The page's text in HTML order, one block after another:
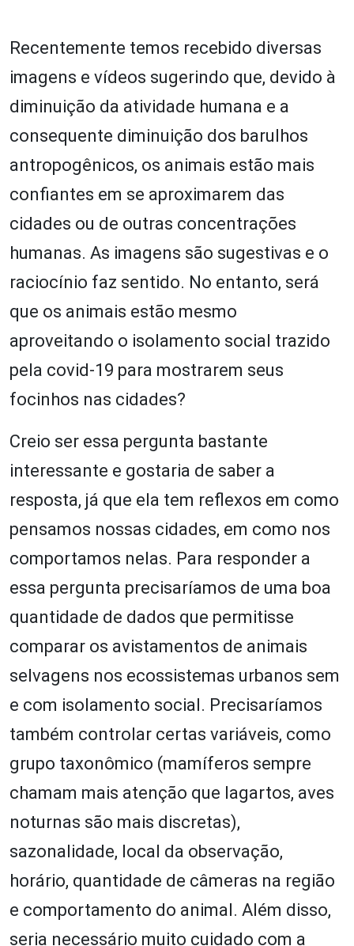
Recentemente temos recebido diversas
imagens e vídeos sugerindo que, devido à
diminuição da atividade humana e a
consequente diminuição dos barulhos
antropogênicos, os animais estão mais
confiantes em se aproximarem das
cidades ou de outras concentrações
humanas. As imagens são sugestivas e o
raciocínio faz sentido. No entanto, será
que os animais estão mesmo
aproveitando o isolamento social trazido
pela covid-19 para mostrarem seus
focinhos nas cidades?
Creio ser essa pergunta bastante
interessante e gostaria de saber a
resposta, já que ela tem reflexos em como
pensamos nossas cidades, em como nos
comportamos nelas. Para responder a
essa pergunta precisaríamos de uma boa
quantidade de dados que permitisse
comparar os avistamentos de animais
selvagens nos ecossistemas urbanos sem
e com isolamento social. Precisaríamos
também controlar certas variáveis, como
grupo taxonômico (mamíferos sempre
chamam mais atenção que lagartos, aves
noturnas são mais discretas),
sazonalidade, local da observação,
horário, quantidade de câmeras na região
e comportamento do animal. Além disso,
seria necessário muito cuidado com a